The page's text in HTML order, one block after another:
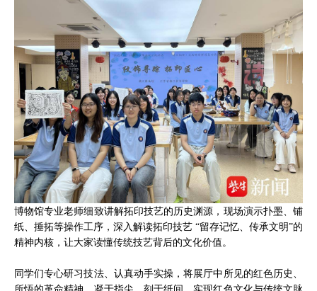
博物馆专业老师细致讲解拓印技艺的历史渊源，现场演示扑墨、铺
纸、捶拓等操作工序，深入解读拓印技艺 “留存记忆、传承文明”的
精神内核，让大家读懂传统技艺背后的文化价值。
同学们专心研习技法、认真动手实操，将展厅中所见的红色历史、